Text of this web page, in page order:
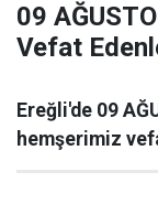
09
Vefat
Ereğli'de 09
hemşerimiz